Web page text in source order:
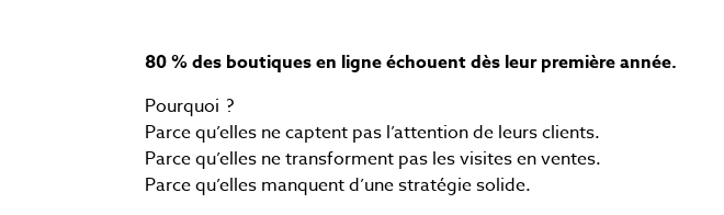
créatives
80 % des boutiques en ligne échouent dès leur première année.
Pourquoi ?
Parce qu’elles ne captent pas l’attention de leurs clients.
Parce qu’elles ne transforment pas les visites en ventes.
Parce qu’elles manquent d’une stratégie solide.